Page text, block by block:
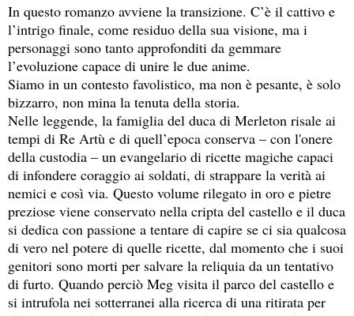
In questo romanzo avviene la transizione. C’è il cattivo e
l’intrigo finale, come residuo della sua visione, ma i
personaggi sono tanto approfonditi da gemmare
l’evoluzione capace di unire le due anime.
Siamo in un contesto favolistico, ma non è pesante, è solo
bizzarro, non mina la tenuta della storia.
Nelle leggende, la famiglia del duca di Merleton risale ai
tempi di Re Artù e di quell’epoca conserva – con l'onere
della custodia – un evangelario di ricette magiche capaci
di infondere coraggio ai soldati, di strappare la verità ai
nemici e così via. Questo volume rilegato in oro e pietre
preziose viene conservato nella cripta del castello e il duca
si dedica con passione a tentare di capire se ci sia qualcosa
di vero nel potere di quelle ricette, dal momento che i suoi
genitori sono morti per salvare la reliquia da un tentativo
di furto. Quando perciò Meg visita il parco del castello e
si intrufola nei sotterranei alla ricerca di una ritirata per